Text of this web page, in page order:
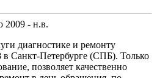
2009 - н.в.
диагностике и ремонту
в Санкт-Петербурге (СПБ). Только
позволяет качественно